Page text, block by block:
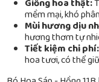
Giống hoa thật:
mềm mại, khó
Mùi hương dịu
hương thơm tự
Tiết kiệm chi phí:
hoa tươi, có thể